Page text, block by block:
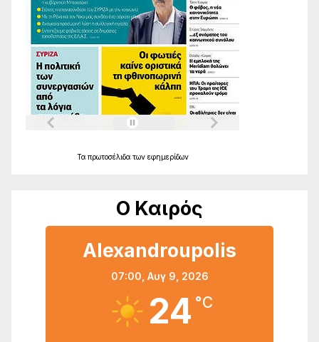
Τα πρωτοσέλιδα των εφημερίδων
Ο Καιρός
Alexandroupolis
07:00, Αυγ 9, 2026
24 °C